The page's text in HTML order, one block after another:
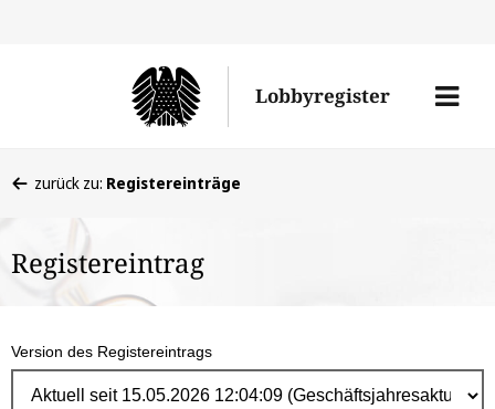
Lobbyregister
Menü
befinden
hier:
zurück zu: Registereinträge
Registereintrag
Version des Registereintrags